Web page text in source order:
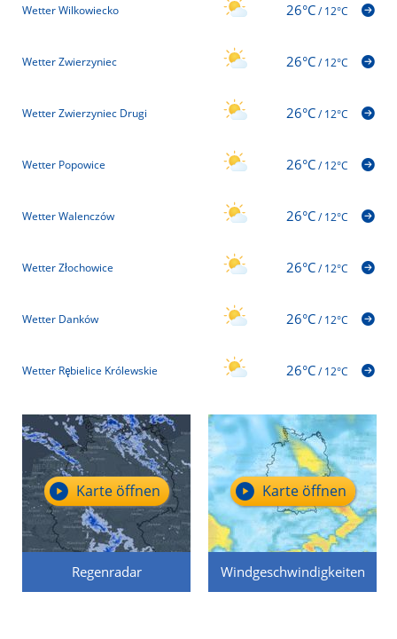
Wetter Wilkowiecko 26°C/12°C
Wetter Zwierzyniec 26°C/12°C
Wetter Zwierzyniec Drugi 26°C/12°C
Wetter Popowice 26°C/12°C
Wetter Walenczów 26°C/12°C
Wetter Złochowice 26°C/12°C
Wetter Danków 26°C/12°C
Wetter Rębielice Królewskie 26°C/12°C
Regenradar
Karte öffnen
Windgeschwindigkeiten
Karte öffnen